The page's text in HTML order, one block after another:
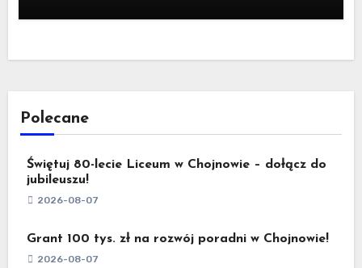
Polecane
Świętuj 80-lecie Liceum w Chojnowie – dołącz do
jubileuszu!
2026-08-07
Grant 100 tys. zł na rozwój poradni w Chojnowie!
2026-08-07